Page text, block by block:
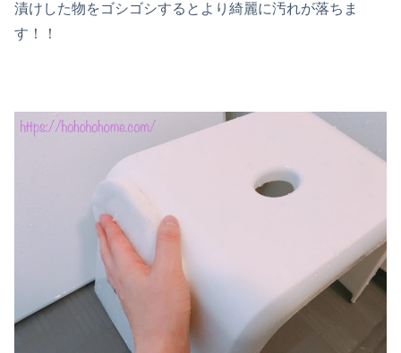
漬けした物をゴシゴシするとより綺麗に汚れが落ちま
す！！